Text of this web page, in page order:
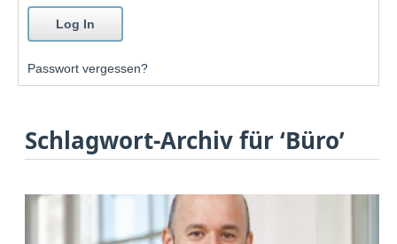
Passwort vergessen?
Schlagwort-Archiv für ‘Büro’